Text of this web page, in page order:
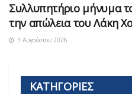
Συλλυπητήριο μήνυμα
την απώλεια του Λάκη
3 Αυγούστου 2026
ΚΑΤΗΓΟΡΙΕΣ